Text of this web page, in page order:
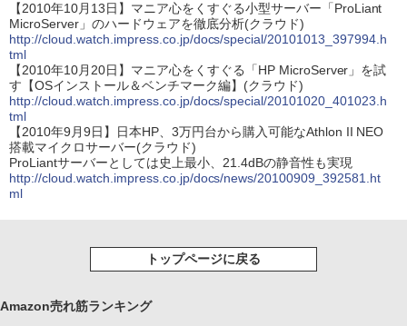
【2010年10月13日】マニア心をくすぐる小型サーバー「ProLiant
MicroServer」のハードウェアを徹底分析(クラウド)
http://cloud.watch.impress.co.jp/docs/special/20101013_397994.h
tml
【2010年10月20日】マニア心をくすぐる「HP MicroServer」を試
す【OSインストール＆ベンチマーク編】(クラウド)
http://cloud.watch.impress.co.jp/docs/special/20101020_401023.h
tml
【2010年9月9日】日本HP、3万円台から購入可能なAthlon II NEO
搭載マイクロサーバー(クラウド)
ProLiantサーバーとしては史上最小、21.4dBの静音性も実現
http://cloud.watch.impress.co.jp/docs/news/20100909_392581.ht
ml
トップページに戻る
Amazon売れ筋ランキング